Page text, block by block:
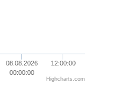
08.08.2026
00:00:00
12:00:00
Highcharts.com